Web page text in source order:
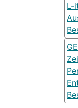
L-